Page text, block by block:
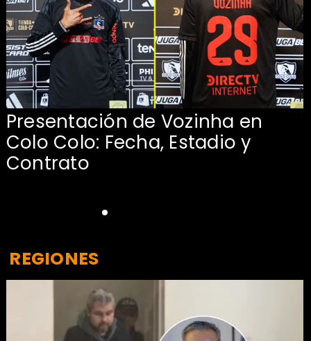
Presentación de Vozinha en
Colo Colo: Fecha, Estadio y
Contrato
REGIONES